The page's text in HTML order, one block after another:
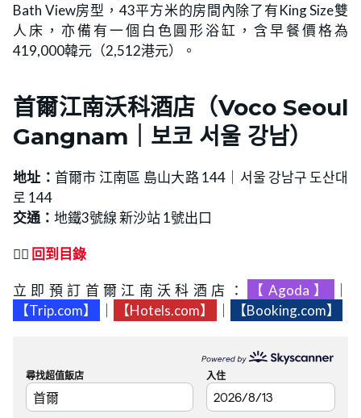
Bath View房型，43平方米的房間內除了有King Size雙
人床，亦備有一個白色圓形浴缸，含早餐價格為
419,000韓元（2,512港元）。
首爾江南沃科酒店 （Voco Seoul
Gangnam
보코 서울 강남）
地址： 首爾市 江南區 島山大路 144｜서울 강남구 도산대
로 144
交通： 地鐵3號線 新沙站 1號出口
👉🏻 回到目錄
立即預訂首爾江南沃科酒店： 【Agoda】
【Trip.com】
【Hotels.com】 【Booking.com】